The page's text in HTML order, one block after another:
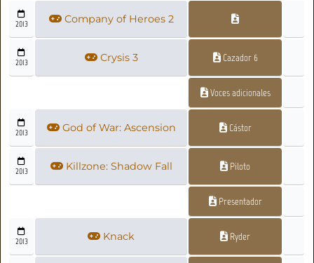
2013 Company of Heroes 2
2013 Crysis 3 Cazador 6
Voces adicionales
2013 God of War: Ascension Cástor
2013 Killzone: Shadow Fall Piloto
Presentador
2013 Knack Ryder